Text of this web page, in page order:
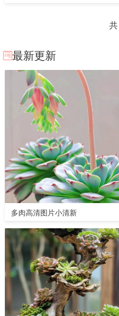
共
最新更新
多肉高清图片小清新